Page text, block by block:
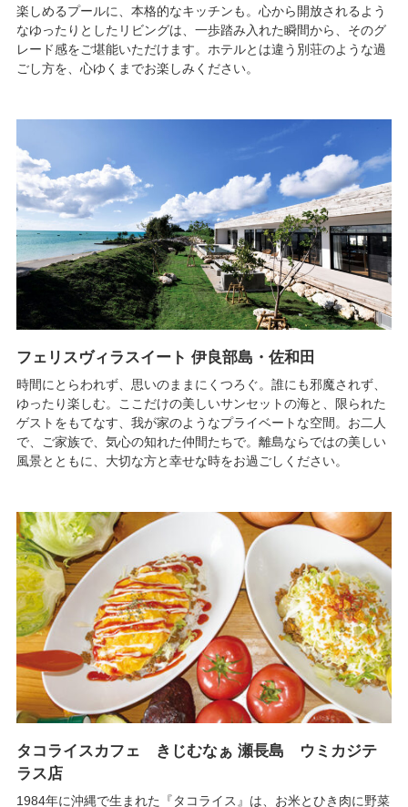
楽しめるプールに、本格的なキッチンも。心から開放されるよう
なゆったりとしたリビングは、一歩踏み入れた瞬間から、そのグ
レード感をご堪能いただけます。ホテルとは違う別荘のような過
ごし方を、心ゆくまでお楽しみください。
フェリスヴィラスイート 伊良部島・佐和田
時間にとらわれず、思いのままにくつろぐ。誰にも邪魔されず、
ゆったり楽しむ。ここだけの美しいサンセットの海と、限られた
ゲストをもてなす、我が家のようなプライベートな空間。お二人
で、ご家族で、気心の知れた仲間たちで。離島ならではの美しい
風景とともに、大切な方と幸せな時をお過ごしください。
タコライスカフェ きじむなぁ 瀬長島 ウミカジテ
ラス店
1984年に沖縄で生まれた『タコライス』は、お米とひき肉に野菜